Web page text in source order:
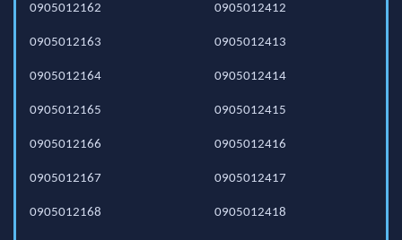
0905012162
0905012163
0905012164
0905012165
0905012166
0905012167
0905012168
0905012412
0905012413
0905012414
0905012415
0905012416
0905012417
0905012418